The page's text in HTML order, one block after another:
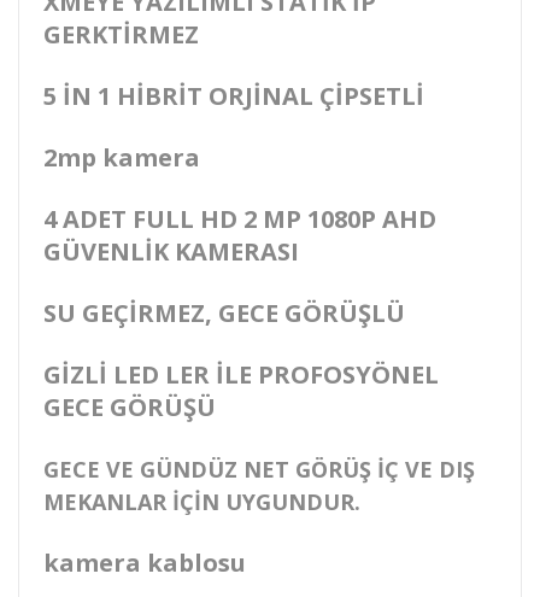
GERKTİRMEZ
5 İN 1 HİBRİT ORJİNAL ÇİPSETLİ
2mp kamera
4 ADET FULL HD 2 MP 1080P AHD
GÜVENLİK KAMERASI
SU GEÇİRMEZ, GECE GÖRÜŞLÜ
GİZLİ LED LER İLE PROFOSYÖNEL
GECE GÖRÜŞÜ
GECE VE GÜNDÜZ NET GÖRÜŞ İÇ VE DIŞ
MEKANLAR İÇİN UYGUNDUR.
kamera kablosu